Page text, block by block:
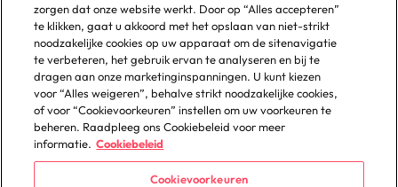
zorgen dat onze website werkt. Door op “Alles accepteren”
te klikken, gaat u akkoord met het opslaan van niet-strikt
noodzakelijke cookies op uw apparaat om de sitenavigatie
te verbeteren, het gebruik ervan te analyseren en bij te
dragen aan onze marketinginspanningen. U kunt kiezen
voor “Alles weigeren”, behalve strikt noodzakelijke cookies,
of voor “Cookievoorkeuren” instellen om uw voorkeuren te
beheren. Raadpleeg ons Cookiebeleid voor meer
informatie. Cookiebeleid
Cookievoorkeuren